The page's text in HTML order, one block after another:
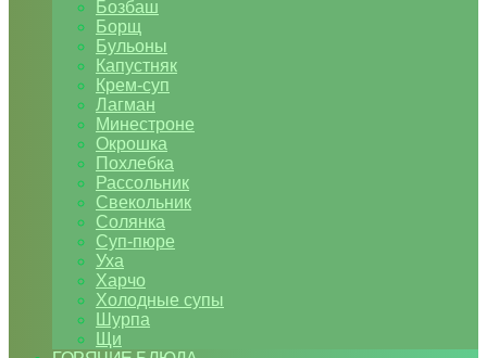
Бозбаш
Борщ
Бульоны
Капустняк
Крем-суп
Лагман
Минестроне
Окрошка
Похлебка
Рассольник
Свекольник
Солянка
Суп-пюре
Уха
Харчо
Холодные супы
Шурпа
Щи